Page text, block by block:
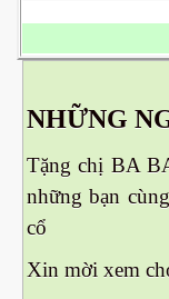
- Lê
NHỮNG
Tặng chị BA
những bạn
cổ
Xin mời xem
2015